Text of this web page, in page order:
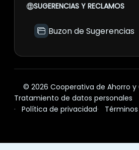
SUGERENCIAS Y RECLAMOS
Buzon de Sugerencias
© 2026 Cooperativa de Ahorro y
Tratamiento de datos personales
Política de privacidad